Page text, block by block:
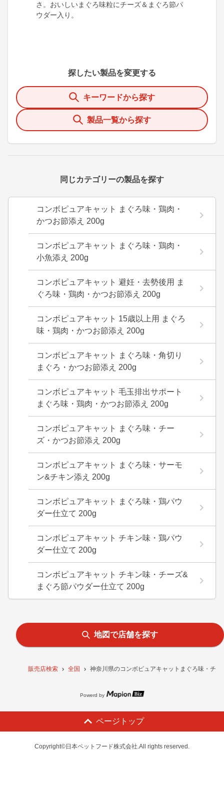
販売店検索 全国 神奈川県のコンボピュアキャットまぐろ味・チ
さ。おいしいまぐろ味粒にチーズ＆まぐろ節パ
ウダー入り。
探したい製品を変更する
キーワードから探す
製品一覧から探す
同じカテゴリーの製品を探す
コンボピュアキャット まぐろ味・鶏肉・
かつお節添え 200g
コンボピュアキャット まぐろ味・鶏肉・
小魚添え 200g
コンボピュアキャット 避妊・去勢後用 ま
ぐろ味・鶏肉・かつお節添え 200g
コンボピュアキャット 15歳以上用 まぐろ
味・鶏肉・かつお節添え 200g
コンボピュアキャット まぐろ味・角切り
まぐろ・かつお節添え 200g
コンボピュアキャット 毛玉排出サポート
まぐろ味・鶏肉・かつお節添え 200g
コンボピュアキャット まぐろ味・チー
ズ・かつお節添え 200g
コンボピュアキャット まぐろ味・サーモ
ン&チキン添え 200g
コンボピュアキャット まぐろ味・鶏パウ
ダー仕立て 200g
コンボピュアキャット チキン味・鶏パウ
ダー仕立て 200g
コンボピュアキャット チキン味・チーズ&
まぐろ節パウダー仕立て 200g
地図で店舗を探す
Powerd by
ページトップ
Copyright©日本ペットフード株式会社.All rights reserved.